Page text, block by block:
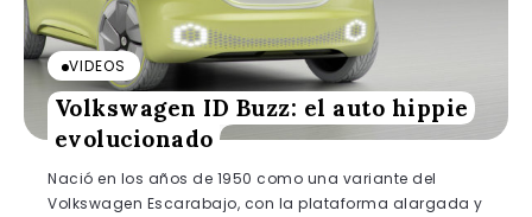
VIDEOS
Volkswagen ID Buzz: el auto hippie
evolucionado
Nació en los años de 1950 como una variante del
Volkswagen Escarabajo, con la plataforma alargada y